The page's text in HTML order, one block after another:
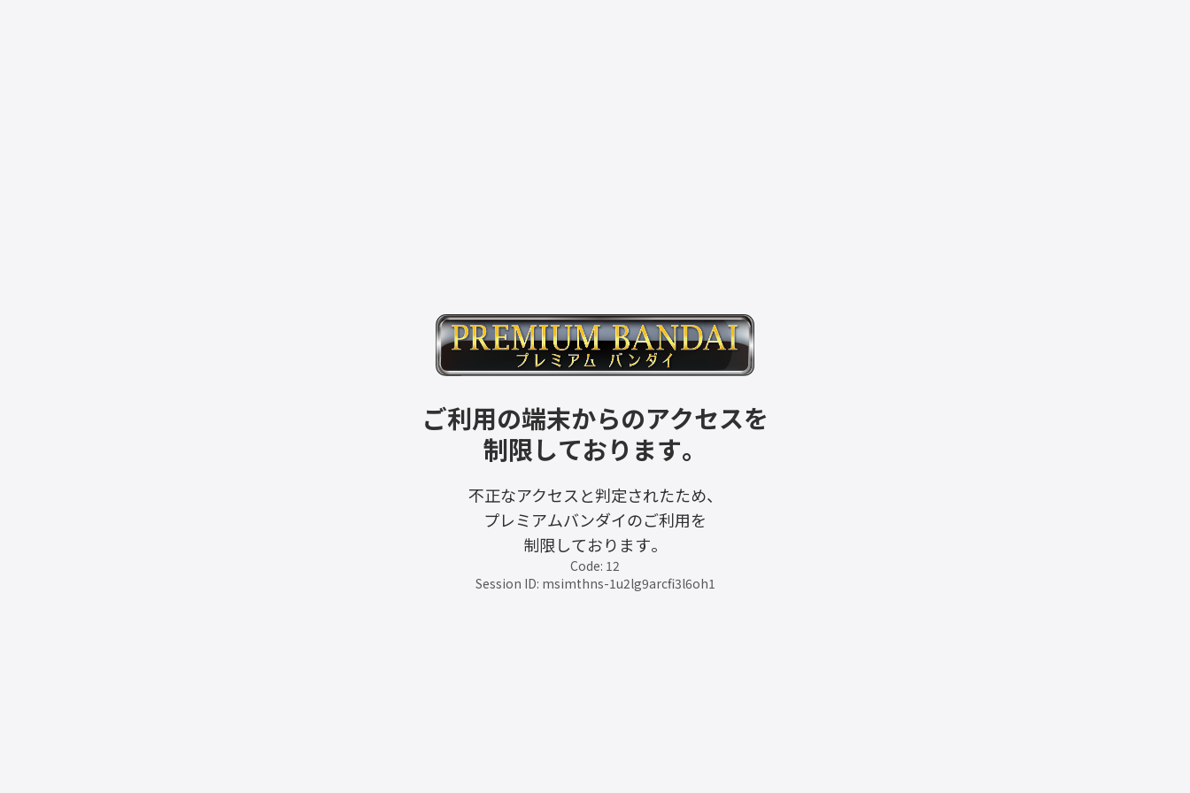
ご利用の端末からのアクセスを
制限しております。
不正なアクセスと判定されたため、
プレミアムバンダイのご利用を
制限しております。
Code: 12
Session ID: msimthns-1u2lg9arcfi3l6oh1